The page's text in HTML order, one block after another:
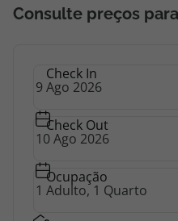
Consulte preços
Check In
Check Out
Ocupação